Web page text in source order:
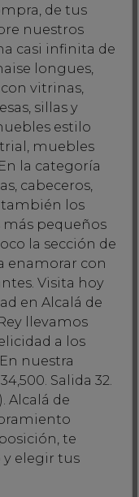
de tus
nuestros
casi infinita de
longues,
vitrinas,
sillas y
estilo
muebles
la categoría
cabeceros,
también los
pequeños
la sección de
enamorar con
Visita hoy
en Alcalá de
llevamos
a los
nuestra
Salida 32.
Alcalá de
te
elegir tus